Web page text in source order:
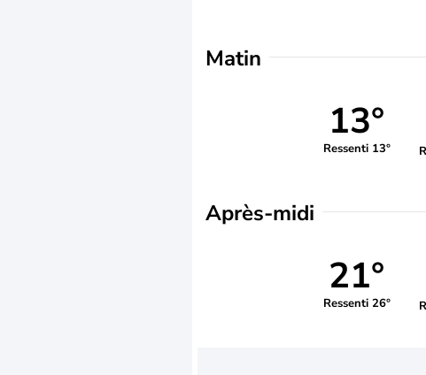
Matin
13°
Ressenti 13°
Après-midi
21°
Ressenti 26°